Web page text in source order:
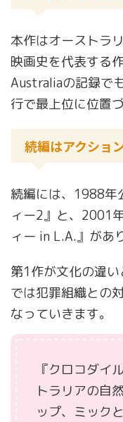
本作はオーストラ
映画史を代表する
Australiaの記録で
行で最上位に位置
続編はアクショ
続編には、1988年
ィー2』と、2001
ィー in L.A.』があ
第1作が文化の違
では犯罪組織との
なっていきます。
『クロコダイ
トラリアの自
ップ、ミック